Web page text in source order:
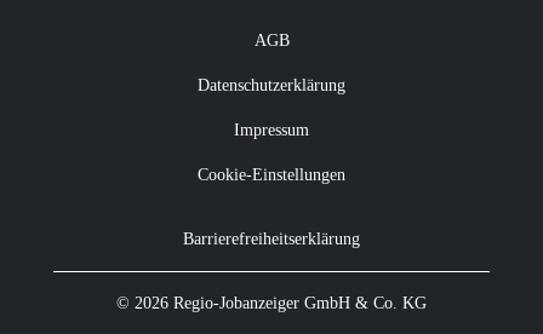
AGB
Datenschutzerklärung
Impressum
Cookie-Einstellungen
Barrierefreiheitserklärung
© 2026 Regio-Jobanzeiger GmbH & Co. KG